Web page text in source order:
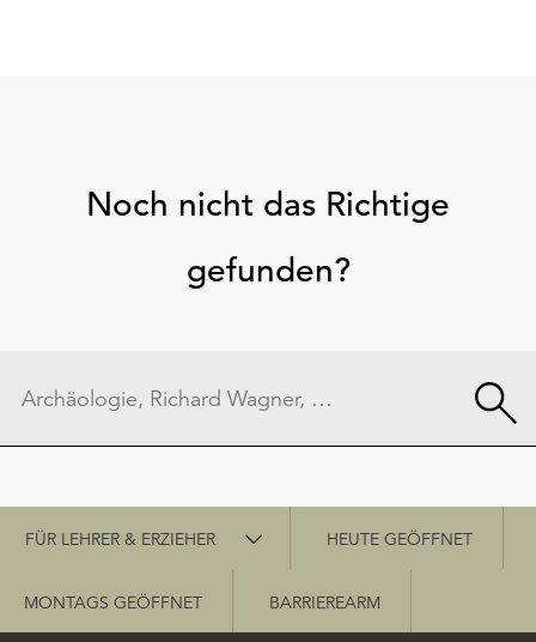
Noch nicht das Richtige
gefunden?
Schnellzugriff
FÜR LEHRER & ERZIEHER HEUTE GEÖFFNET
MONTAGS GEÖFFNET BARRIEREARM